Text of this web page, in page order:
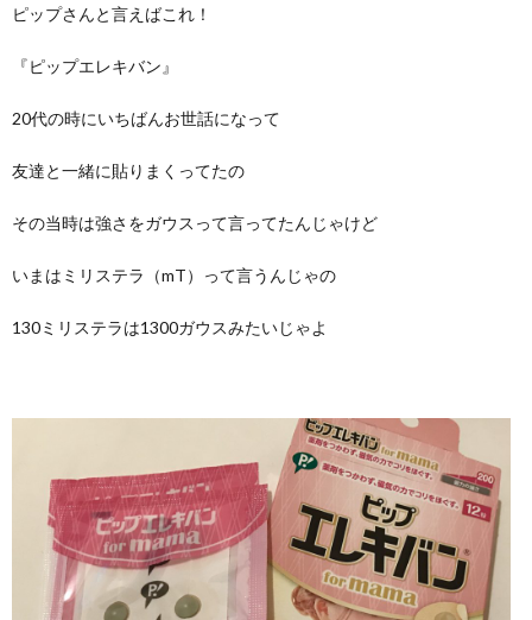
ピップさんと言えばこれ！
『ピップエレキバン』
20代の時にいちばんお世話になって
友達と一緒に貼りまくってたの
その当時は強さをガウスって言ってたんじゃけど
いまはミリステラ（mT）って言うんじゃの
130ミリステラは1300ガウスみたいじゃよ